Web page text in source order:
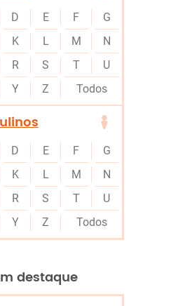
D E F
G
K L M
N
R S T
U
Y Z Todos
D E F
G
K L M
N
R S T
U
Y Z Todos
destaque